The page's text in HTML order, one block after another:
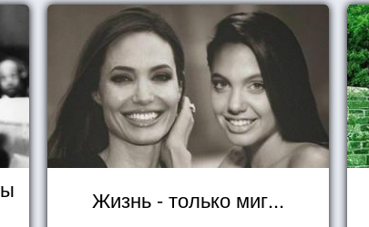
Жизнь - только миг...